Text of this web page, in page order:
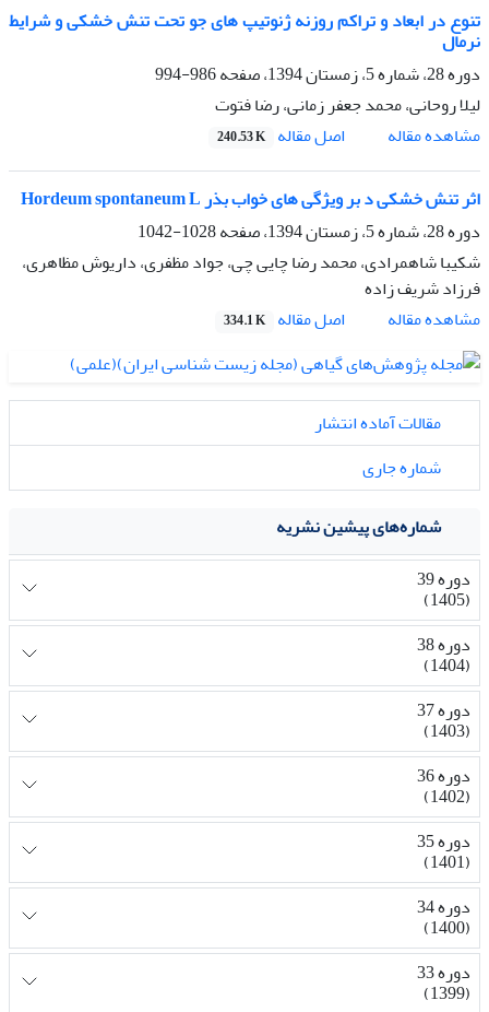
تنوع در ابعاد و تراکم روزنه ژنوتیپ های جو تحت تنش خشکی و شرایط
نرمال
دوره 28، شماره 5، زمستان 1394، صفحه
986-994
لیلا روحانی، محمد جعفر زمانی، رضا فتوت
مشاهده مقاله
اصل مقاله 240.53 K
اثر تنش خشکی د بر ویژگی های خواب بذر Hordeum spontaneum L
دوره 28، شماره 5، زمستان 1394، صفحه
1028-1042
شکیبا شاهمرادی، محمد رضا چایی چی، جواد مظفری، داریوش مظاهری،
فرزاد شریف زاده
مشاهده مقاله
اصل مقاله 334.1 K
مقالات آماده انتشار
شماره جاری
شماره‌های پیشین نشریه
دوره 39
(1405)
دوره 38
(1404)
دوره 37
(1403)
دوره 36
(1402)
دوره 35
(1401)
دوره 34
(1400)
دوره 33
(1399)